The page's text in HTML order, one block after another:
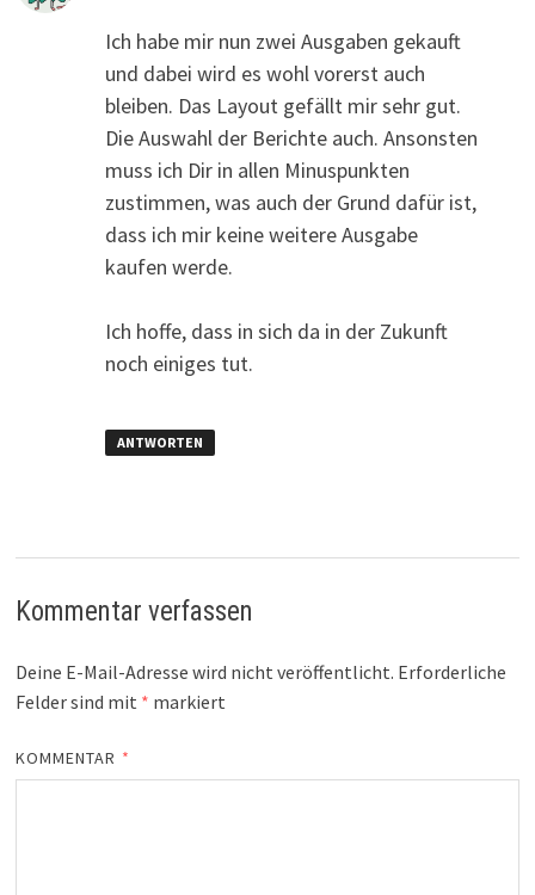
Ich habe mir nun zwei Ausgaben gekauft
und dabei wird es wohl vorerst auch
bleiben. Das Layout gefällt mir sehr gut.
Die Auswahl der Berichte auch. Ansonsten
muss ich Dir in allen Minuspunkten
zustimmen, was auch der Grund dafür ist,
dass ich mir keine weitere Ausgabe
kaufen werde.
Ich hoffe, dass in sich da in der Zukunft
noch einiges tut.
ANTWORTEN
Kommentar verfassen
Deine E-Mail-Adresse wird nicht veröffentlicht. Erforderliche
Felder sind mit * markiert
KOMMENTAR *